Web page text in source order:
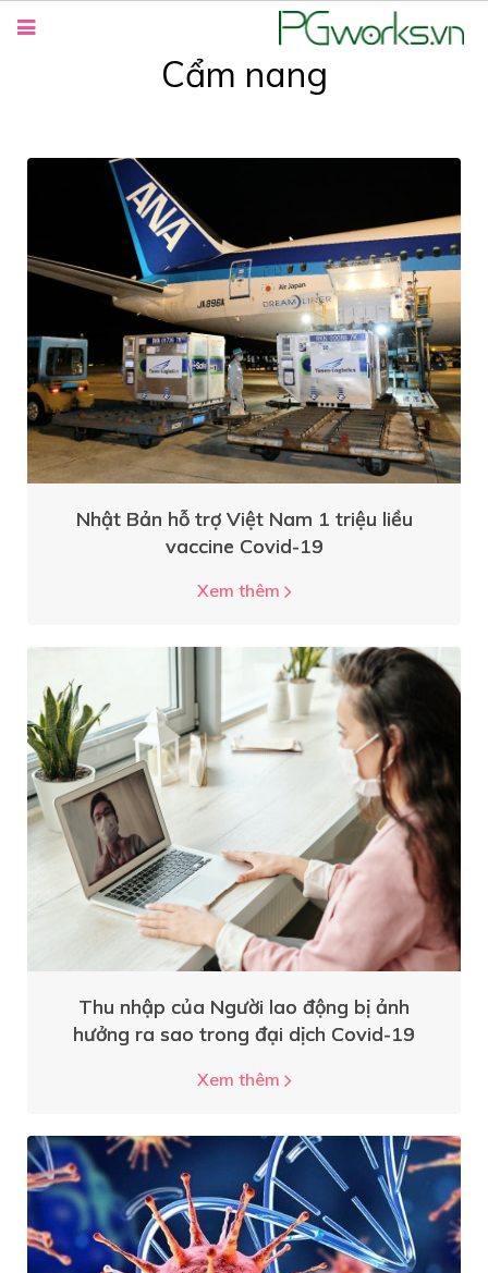
Cẩm nang
Nhật Bản hỗ trợ Việt Nam 1 triệu liều
vaccine Covid-19
Xem thêm
Thu nhập của Người lao động bị ảnh
hưởng ra sao trong đại dịch Covid-19
Xem thêm